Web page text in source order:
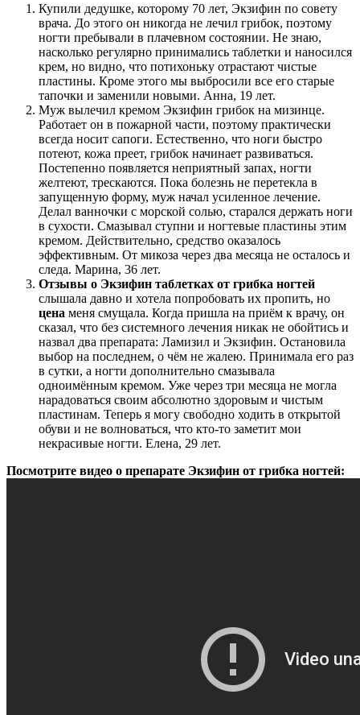
Купили дедушке, которому 70 лет, Экзифин по совету
врача. До этого он никогда не лечил грибок, поэтому
ногти пребывали в плачевном состоянии. Не знаю,
насколько регулярно принимались таблетки и наносился
крем, но видно, что потихоньку отрастают чистые
пластины. Кроме этого мы выбросили все его старые
тапочки и заменили новыми. Анна, 19 лет.
Муж вылечил кремом Экзифин грибок на мизинце.
Работает он в пожарной части, поэтому практически
всегда носит сапоги. Естественно, что ноги быстро
потеют, кожа преет, грибок начинает развиваться.
Постепенно появляется неприятный запах, ногти
желтеют, трескаются. Пока болезнь не перетекла в
запущенную форму, муж начал усиленное лечение.
Делал ванночки с морской солью, старался держать ноги
в сухости. Смазывал ступни и ногтевые пластины этим
кремом. Действительно, средство оказалось
эффективным. От микоза через два месяца не осталось и
следа. Марина, 36 лет.
Отзывы о Экзифин таблетках от грибка ногтей
слышала давно и хотела попробовать их пропить, но
цена меня смущала. Когда пришла на приём к врачу, он
сказал, что без системного лечения никак не обойтись и
назвал два препарата: Ламизил и Экзифин. Остановила
выбор на последнем, о чём не жалею. Принимала его раз
в сутки, а ногти дополнительно смазывала
одноимённым кремом. Уже через три месяца не могла
нарадоваться своим абсолютно здоровым и чистым
пластинам. Теперь я могу свободно ходить в открытой
обуви и не волноваться, что кто-то заметит мои
некрасивые ногти. Елена, 29 лет.
Посмотрите видео о препарате Экзифин от грибка ногтей: